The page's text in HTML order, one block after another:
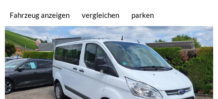
Fahrzeug anzeigen vergleichen parken